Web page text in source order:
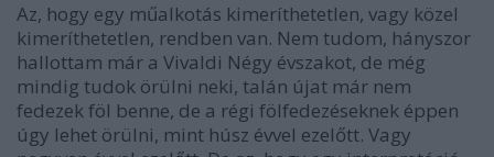
Az, hogy egy műalkotás kimeríthetetlen, vagy közel
kimeríthetetlen, rendben van. Nem tudom, hányszor
hallottam már a Vivaldi Négy évszakot, de még
mindig tudok örülni neki, talán újat már nem
fedezek föl benne, de a régi fölfedezéseknek éppen
úgy lehet örülni, mint húsz évvel ezelőtt. Vagy